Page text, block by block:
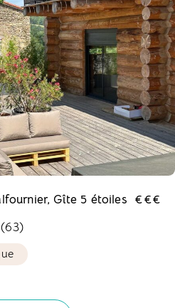
Gîte 5 étoiles €€€